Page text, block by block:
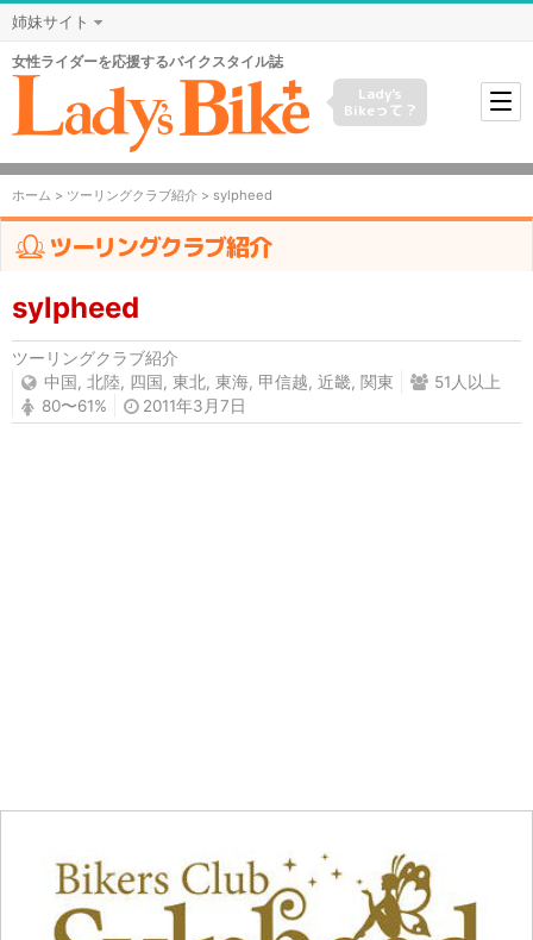
姉妹サイト
女性ライダーを応援するバイクスタイル誌
Lady's
Bikeって？
ホーム > ツーリングクラブ紹介 > sylpheed
ツーリングクラブ紹介
sylpheed
ツーリングクラブ紹介
中国 , 北陸, 四国 , 東北, 東海, 甲信越, 近畿, 関東
51人以上
80〜61%
2011年3月7日